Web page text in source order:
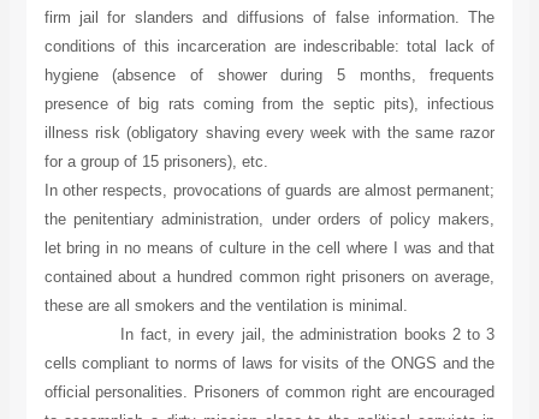
firm jail for slanders and diffusions of false information. The
conditions of this incarceration are indescribable: total lack of
hygiene (absence of shower during 5 months, frequents
presence of big rats coming from the septic pits), infectious
illness risk (obligatory shaving every week with the same razor
for a group of 15 prisoners), etc.
In other respects, provocations of guards are almost permanent;
the penitentiary administration, under orders of policy makers,
let bring in no means of culture in the cell where I was and that
contained about a hundred common right prisoners on average,
these are all smokers and the ventilation is minimal.
In fact, in every jail, the administration books 2 to 3
cells compliant to norms of laws for visits of the ONGS and the
official personalities. Prisoners of common right are encouraged